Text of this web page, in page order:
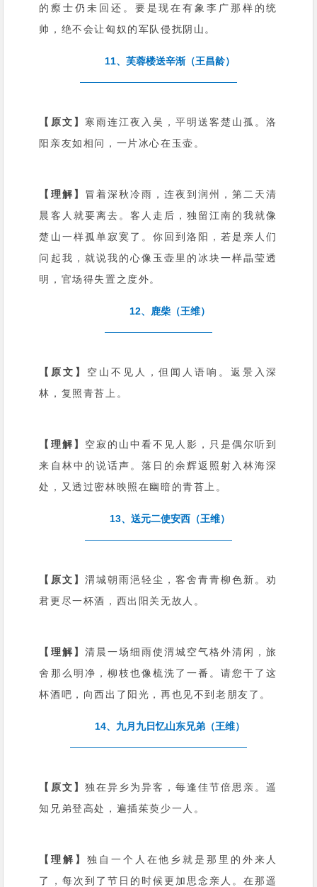
的瘵士仍未回还。要是现在有象李广那样的统
帅，绝不会让匈奴的军队侵扰阴山。
11、芙蓉楼送辛渐（王昌龄）
【原文】 寒雨连江夜入吴，平明送客楚山孤。洛
阳亲友如相问，一片冰心在玉壶。
【理解】 冒着深秋冷雨，连夜到润州，第二天清
晨客人就要离去。客人走后，独留江南的我就像
楚山一样孤单寂寞了。你回到洛阳，若是亲人们
问起我，就说我的心像玉壶里的冰块一样晶莹透
明，官场得失置之度外。
12、鹿柴（王维）
【原文】 空山不见人，但闻人语响。返景入深
林，复照青苔上。
【理解】 空寂的山中看不见人影，只是偶尔听到
来自林中的说话声。落日的余辉返照射入林海深
处，又透过密林映照在幽暗的青苔上。
13、送元二使安西（王维）
【原文】 渭城朝雨浥轻尘，客舍青青柳色新。劝
君更尽一杯酒，西出阳关无故人。
【理解】 清晨一场细雨使渭城空气格外清闲，旅
舍那么明净，柳枝也像梳洗了一番。请您干了这
杯酒吧，向西出了阳光，再也见不到老朋友了。
14、九月九日忆山东兄弟（王维）
【原文】 独在异乡为异客，每逢佳节倍思亲。遥
知兄弟登高处，遍插茱萸少一人。
【理解】独自一个人在他乡就是那里的外来人
了，每次到了节日的时候更加思念亲人。在那遥